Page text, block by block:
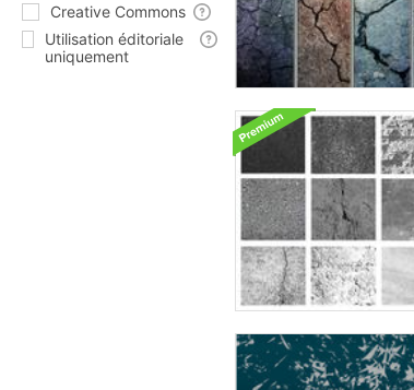
Creative Commons
Utilisation éditoriale
uniquement